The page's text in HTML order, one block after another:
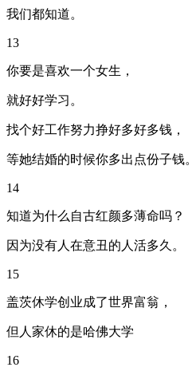
我们都知道。
13
你要是喜欢一个女生，
就好好学习。
找个好工作努力挣好多好多钱，
等她结婚的时候你多出点份子钱。
14
知道为什么自古红颜多薄命吗？
因为没有人在意丑的人活多久。
15
盖茨休学创业成了世界富翁，
但人家休的是哈佛大学
16